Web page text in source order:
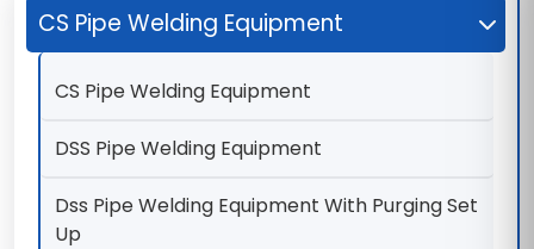
CS Pipe Welding Equipment
CS Pipe Welding Equipment
DSS Pipe Welding Equipment
Dss Pipe Welding Equipment With Purging Set
Up